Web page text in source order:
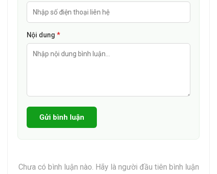
người có thể tham khảo giá tại các nhà thuốc khác nhau
để mua được thuốc đảm bảo chất lượng và giá thành
hợp lý nhất.
kiến thức chuyên môn để sử dụng an toàn và hiệu quả.”
Nội dung *
Gửi bình luận
Chưa có bình luận nào. Hãy là người đầu tiên bình luận